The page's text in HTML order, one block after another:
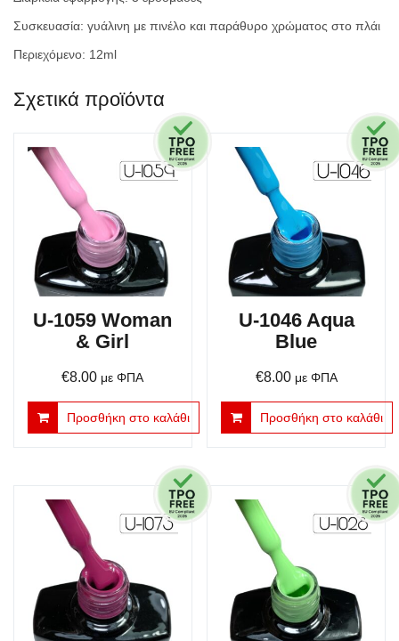
Συσκευασία: γυάλινη με πινέλο και παράθυρο χρώματος στο πλάι
Περιεχόμενο: 12ml
Σχετικά προϊόντα
U-1059 Woman
& Girl
€8.00 με ΦΠΑ
Προσθήκη στο καλάθι
U-1046 Aqua
Blue
€8.00 με ΦΠΑ
Προσθήκη στο καλάθι